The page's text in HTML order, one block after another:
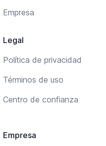
Empresa
Legal
Política de privacidad
Términos de uso
Centro de confianza
Empresa